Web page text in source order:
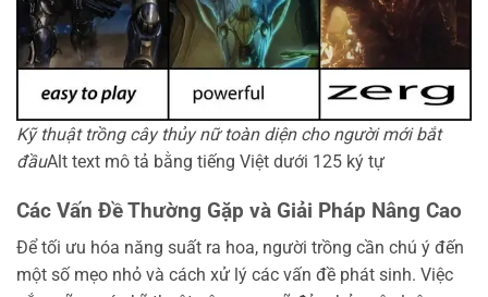
Kỹ thuật trồng cây thủy nữ toàn diện cho người mới bắt
đầuAlt text mô tả bằng tiếng Việt dưới 125 ký tự
Các Vấn Đề Thường Gặp và Giải Pháp Nâng Cao
Để tối ưu hóa năng suất ra hoa, người trồng cần chú ý đến
một số mẹo nhỏ và cách xử lý các vấn đề phát sinh. Việc